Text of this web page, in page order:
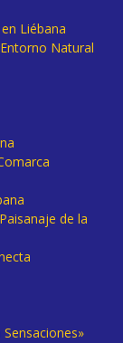
Liébana
Natural
de la